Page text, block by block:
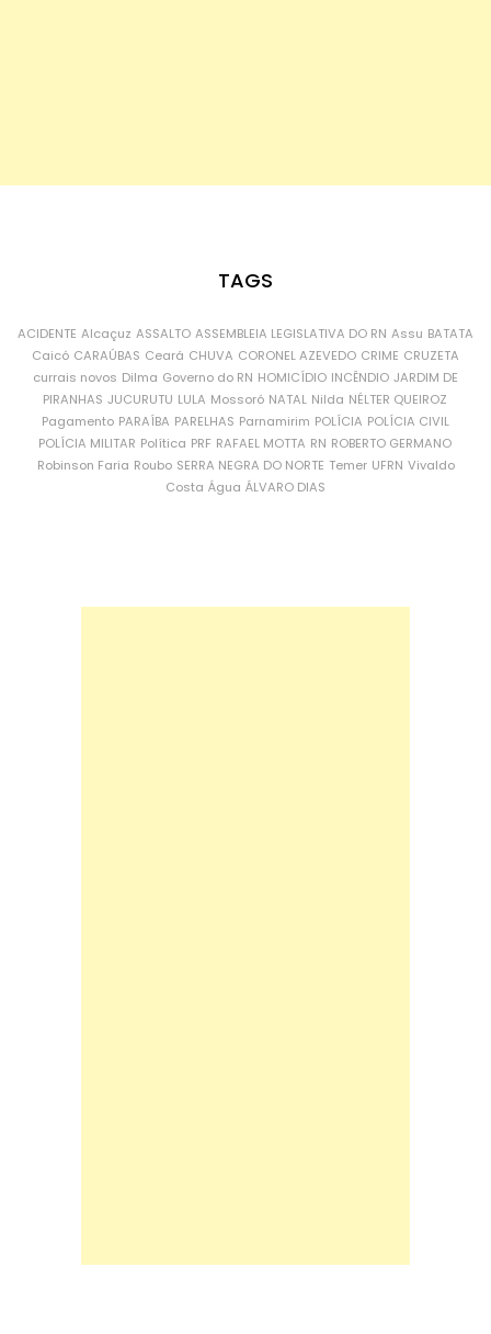
TAGS
ACIDENTE Alcaçuz ASSALTO ASSEMBLEIA LEGISLATIVA DO RN Assu BATATA
Caicó CARAÚBAS Ceará CHUVA CORONEL AZEVEDO CRIME CRUZETA
currais novos Dilma Governo do RN HOMICÍDIO INCÊNDIO JARDIM DE
PIRANHAS JUCURUTU LULA Mossoró NATAL Nilda NÉLTER QUEIROZ
Pagamento PARAÍBA PARELHAS Parnamirim POLÍCIA POLÍCIA CIVIL
POLÍCIA MILITAR Política PRF RAFAEL MOTTA RN ROBERTO GERMANO
Robinson Faria Roubo SERRA NEGRA DO NORTE Temer UFRN Vivaldo
Costa Água ÁLVARO DIAS